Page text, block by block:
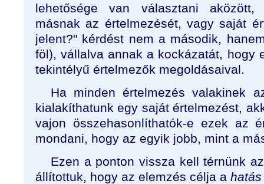
lehetősége van választani
másnak az értelmezését, vagy saját
jelent?" kérdést nem a második,
föl), vállalva annak a kockázatát, hogy
tekintélyű értelmezők megoldásaival.
Ha minden értelmezés valakinek
kialakíthatunk egy saját értelmezést,
vajon összehasonlíthatók-e ezek az
mondani, hogy az egyik jobb, mint a
Ezen a ponton vissza kell térnünk
állítottuk, hogy az elemzés célja a